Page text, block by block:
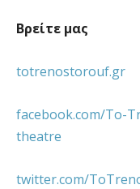
Βρείτε μας
totrenostorouf.gr
facebook.com/To-
theatre
twitter.com/